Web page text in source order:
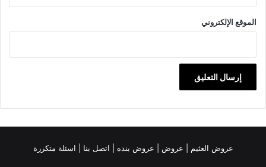
الموقع الإلكتروني
عروض العثيم عروض عروض بنده | اتصل بنا | اسئلة متكررة